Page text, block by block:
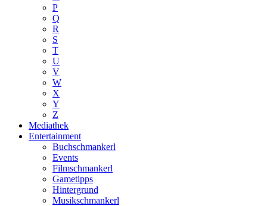
P
Q
R
S
T
U
V
W
X
Y
Z
Mediathek
Entertainment
Buchschmankerl
Events
Filmschmankerl
Gametipps
Hintergrund
Musikschmankerl